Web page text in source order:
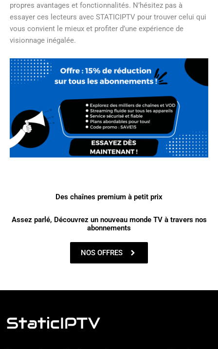
propres avantages et fonctionnalités. N’hésitez pas à
essayer ces lecteurs avec STATICIPTV pour trouver celui qui
vous convient le mieux et profiter d’une expérience de
visionnage inégalée.
Des chaînes premium à petit prix
Assez parlé, Découvrez un nouveau monde TV à travers nos
abonnements
NOS OFFRES